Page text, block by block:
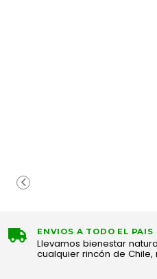
ENVIOS A TODO EL PAIS
Llevamos bienestar
cualquier rincón de Chile,